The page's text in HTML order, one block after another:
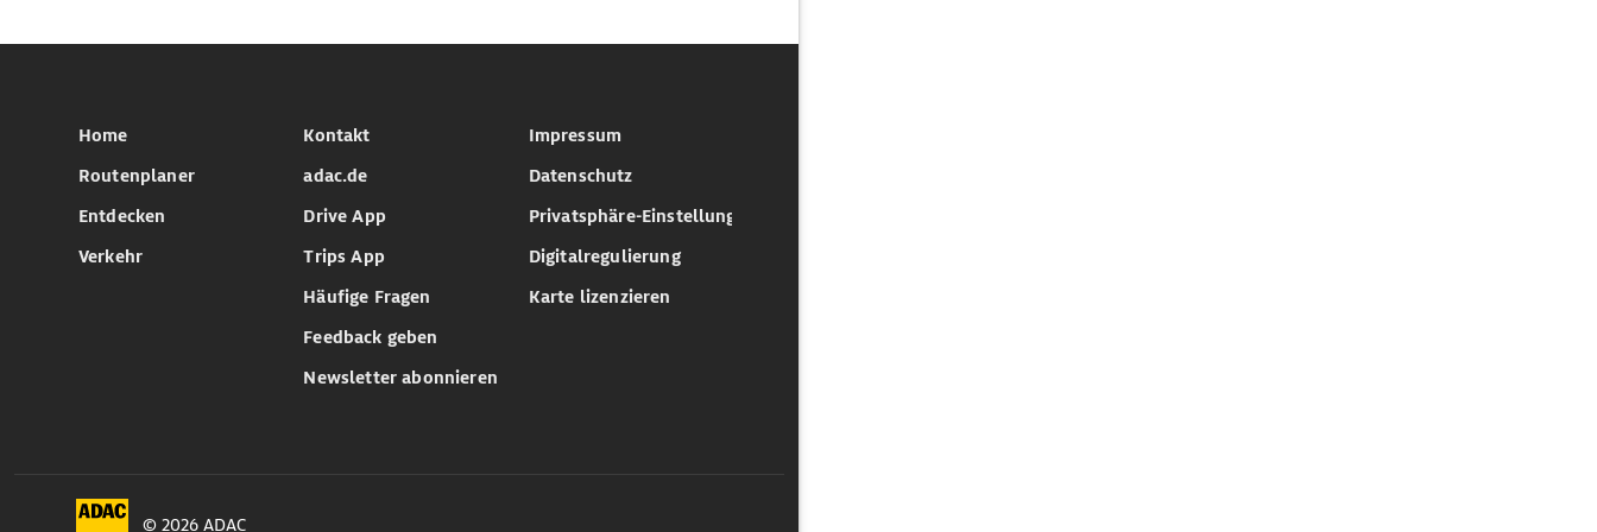
Home
Routenplaner
Entdecken
Verkehr
Kontakt
adac.de
Drive App
Trips App
Häufige Fragen
Feedback geben
Newsletter abonnieren
Impressum
Datenschutz
Privatsphäre-Einstellungen
Digitalregulierung
Karte lizenzieren
© 2026 ADAC